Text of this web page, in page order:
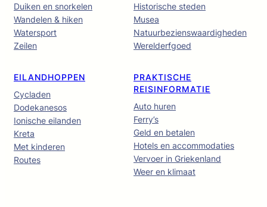
Duiken en snorkelen
Wandelen & hiken
Watersport
Zeilen
Historische steden
Musea
Natuurbezienswaardigheden
Werelderfgoed
EILANDHOPPEN
Cycladen
Dodekanesos
Ionische eilanden
Kreta
Met kinderen
Routes
PRAKTISCHE
REISINFORMATIE
Auto huren
Ferry’s
Geld en betalen
Hotels en accommodaties
Vervoer in Griekenland
Weer en klimaat